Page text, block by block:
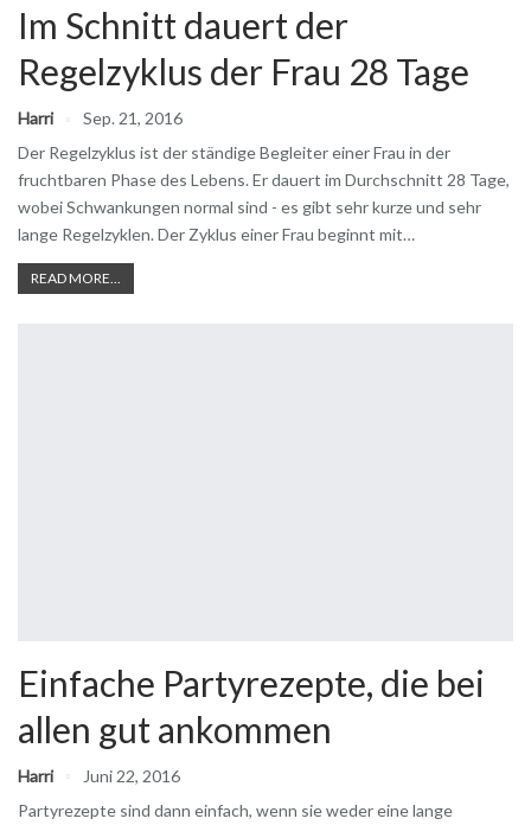
Im Schnitt dauert der
Regelzyklus der Frau 28 Tage
Harri
Sep. 21, 2016
Der Regelzyklus ist der ständige Begleiter einer Frau in der
fruchtbaren Phase des Lebens. Er dauert im Durchschnitt 28 Tage,
wobei Schwankungen normal sind - es gibt sehr kurze und sehr
lange Regelzyklen. Der Zyklus einer Frau beginnt mit…
READ MORE...
Einfache Partyrezepte, die bei
allen gut ankommen
Harri
Juni 22, 2016
Partyrezepte sind dann einfach, wenn sie weder eine lange